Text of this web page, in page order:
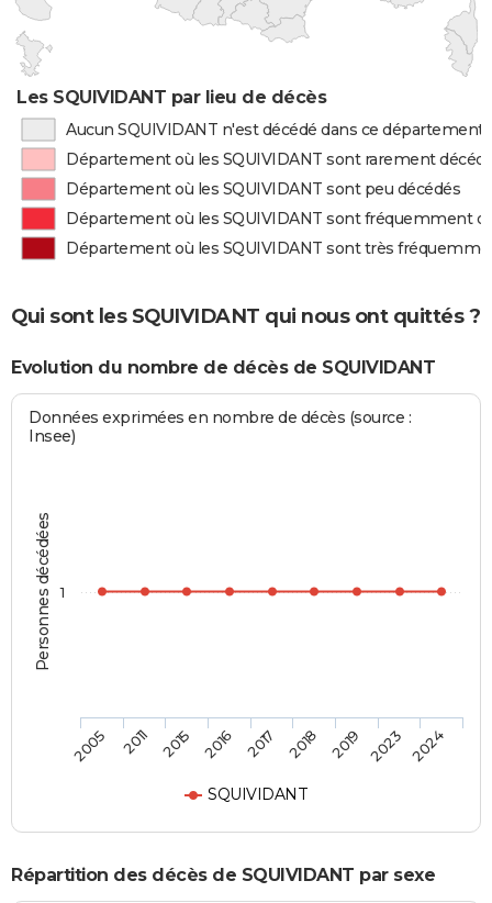
Les SQUIVIDANT par lieu de décès
Aucun SQUIVIDANT n'est décédé dans ce département
Département où les SQUIVIDANT sont rarement
Département où les SQUIVIDANT sont peu décédés
Département où les SQUIVIDANT sont fréquemment
Département où les SQUIVIDANT sont très
Qui sont les SQUIVIDANT qui nous ont quittés ?
Evolution du nombre de décès de SQUIVIDANT
Personnes décédées
Données exprimées en nombre de décès (source :
Insee)
SQUIVIDANT
2005 2011 2015 2016 2017 2018 2019 2023 2024
1
Répartition des décès de SQUIVIDANT par sexe